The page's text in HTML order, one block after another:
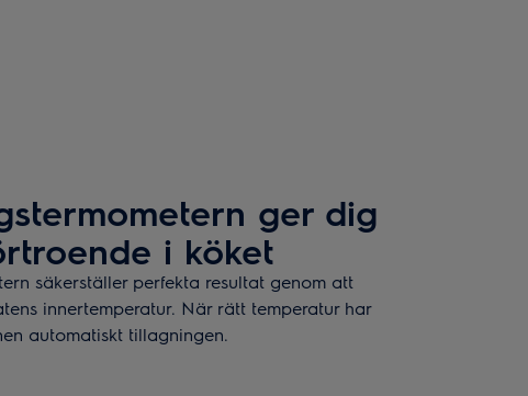
ger dig
i köket
säkerställer perfekta resultat genom att
innertemperatur. När rätt temperatur har
automatiskt tillagningen.